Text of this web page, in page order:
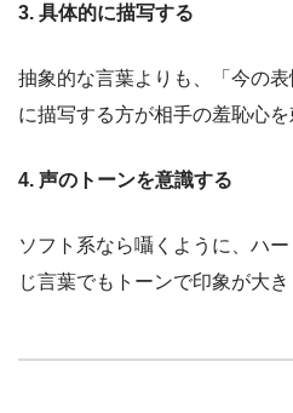
3. 具体的に描写する
抽象的な言葉よりも、「今の
に描写する方が相手の羞恥心を
4. 声のトーンを意識する
ソフト系なら囁くように、ハ
じ言葉でもトーンで印象が大き